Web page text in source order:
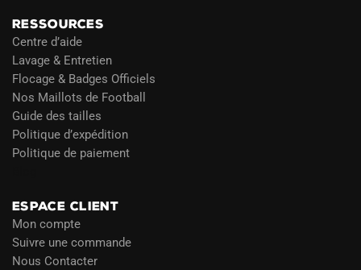
RESSOURCES
Centre d’aide
Lavage & Entretien
Flocage & Badges Officiels
Nos Maillots de Football
Guide des tailles
Politique d’expédition
Politique de paiement
ESPACE CLIENT
Mon compte
Suivre une commande
Nous Contacter